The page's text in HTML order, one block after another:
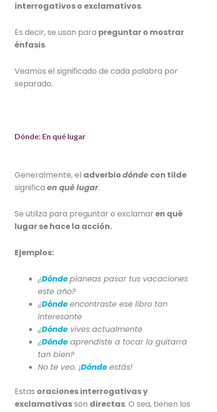
interrogativos o exclamativos.
Es decir, se usan para preguntar o mostrar
énfasis.
Veamos el significado de cada palabra por
separado.
Dónde: En qué lugar
Generalmente, el adverbiodónde con tilde
significaen qué lugar.
Se utiliza para preguntar o exclamar en qué
lugar se hace la acción.
Ejemplos:
¿Dóndeplaneas pasar tus vacaciones
este año?
¿Dóndeencontraste ese libro tan
interesante
¿Dónde vives actualmente
¿Dónde aprendiste a tocar la guitarra
tan bien?
No te veo. ¡Dónde estás!
Estas oraciones interrogativas y
exclamativasson directas. O sea, tienen los